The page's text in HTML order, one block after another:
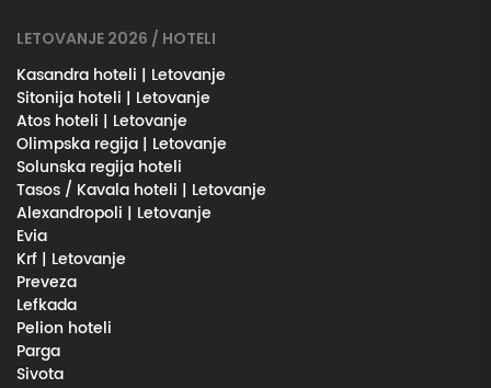
LETOVANJE 2026 / HOTELI
Kasandra hoteli | Letovanje
Sitonija hoteli | Letovanje
Atos hoteli | Letovanje
Olimpska regija | Letovanje
Solunska regija hoteli
Tasos / Kavala hoteli | Letovanje
Alexandropoli | Letovanje
Evia
Krf | Letovanje
Preveza
Lefkada
Pelion hoteli
Parga
Sivota